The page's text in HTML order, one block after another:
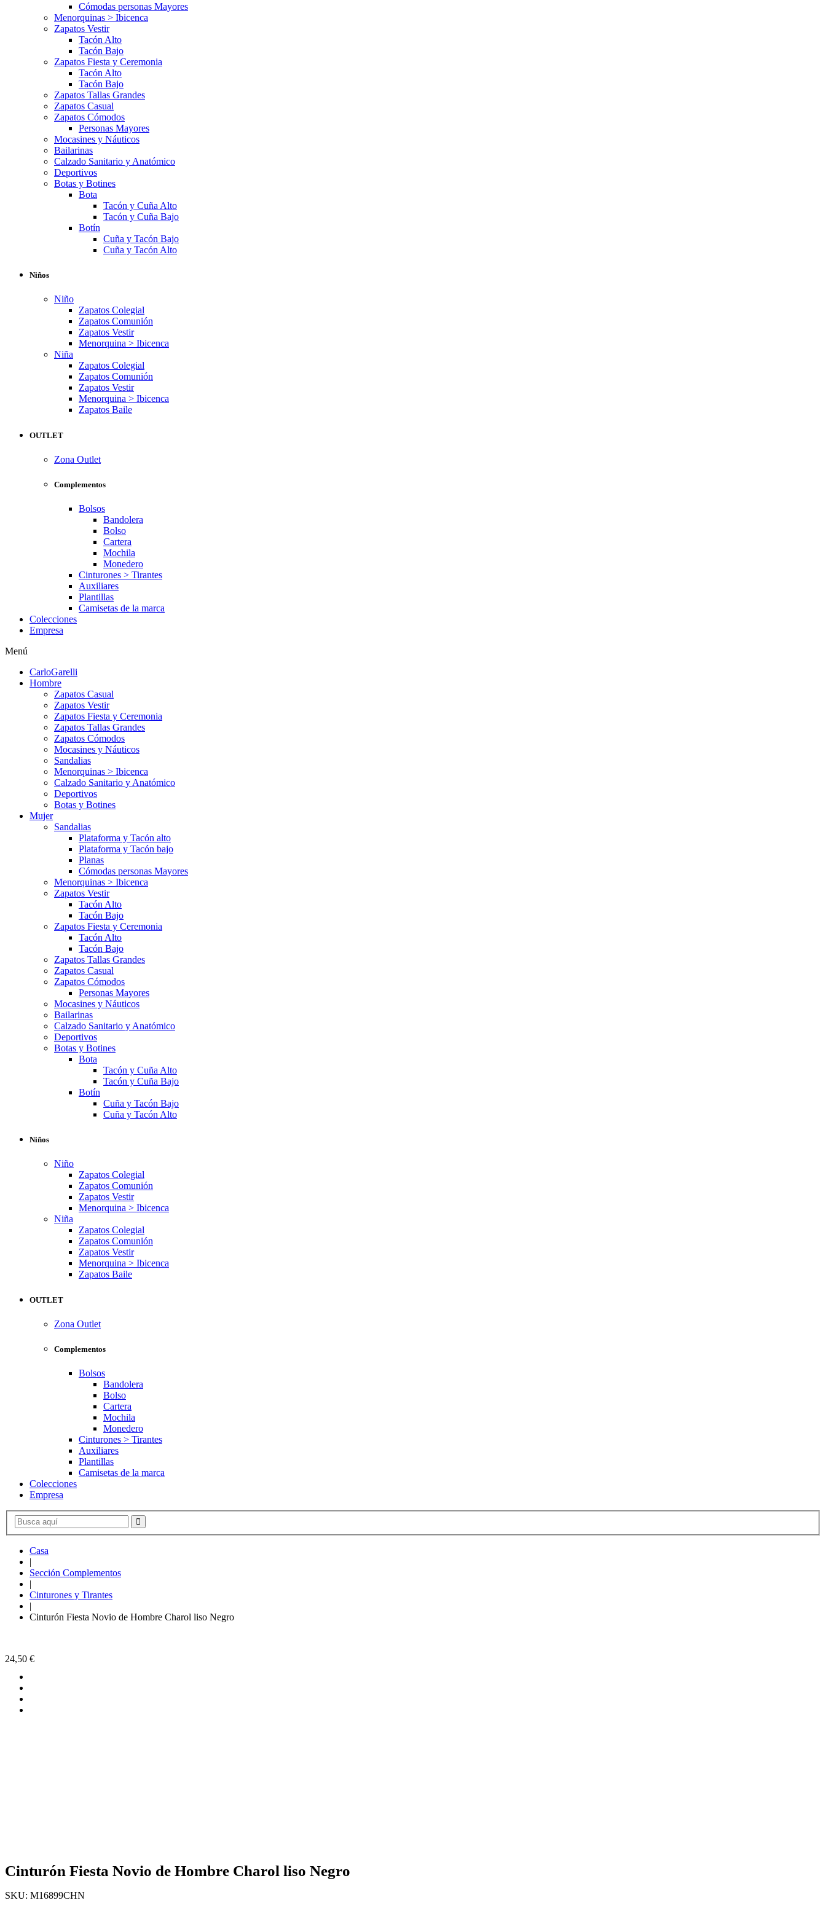
Cómodas personas Mayores
Menorquinas > Ibicenca
Zapatos Vestir
Tacón Alto
Tacón Bajo
Zapatos Fiesta y Ceremonia
Tacón Alto
Tacón Bajo
Zapatos Tallas Grandes
Zapatos Casual
Zapatos Cómodos
Personas Mayores
Mocasines y Náuticos
Bailarinas
Calzado Sanitario y Anatómico
Deportivos
Botas y Botines
Bota
Tacón y Cuña Alto
Tacón y Cuña Bajo
Botín
Cuña y Tacón Bajo
Cuña y Tacón Alto
Niños
Niño
Zapatos Colegial
Zapatos Comunión
Zapatos Vestir
Menorquina > Ibicenca
Niña
Zapatos Colegial
Zapatos Comunión
Zapatos Vestir
Menorquina > Ibicenca
Zapatos Baile
OUTLET
Zona Outlet
Complementos
Bolsos
Bandolera
Bolso
Cartera
Mochila
Monedero
Cinturones > Tirantes
Auxiliares
Plantillas
Camisetas de la marca
Colecciones
Empresa
Menú
CarloGarelli
Hombre
Zapatos Casual
Zapatos Vestir
Zapatos Fiesta y Ceremonia
Zapatos Tallas Grandes
Zapatos Cómodos
Mocasines y Náuticos
Sandalias
Menorquinas > Ibicenca
Calzado Sanitario y Anatómico
Deportivos
Botas y Botines
Mujer
Sandalias
Plataforma y Tacón alto
Plataforma y Tacón bajo
Planas
Cómodas personas Mayores
Menorquinas > Ibicenca
Zapatos Vestir
Tacón Alto
Tacón Bajo
Zapatos Fiesta y Ceremonia
Tacón Alto
Tacón Bajo
Zapatos Tallas Grandes
Zapatos Casual
Zapatos Cómodos
Personas Mayores
Mocasines y Náuticos
Bailarinas
Calzado Sanitario y Anatómico
Deportivos
Botas y Botines
Bota
Tacón y Cuña Alto
Tacón y Cuña Bajo
Botín
Cuña y Tacón Bajo
Cuña y Tacón Alto
Niños
Niño
Zapatos Colegial
Zapatos Comunión
Zapatos Vestir
Menorquina > Ibicenca
Niña
Zapatos Colegial
Zapatos Comunión
Zapatos Vestir
Menorquina > Ibicenca
Zapatos Baile
OUTLET
Zona Outlet
Complementos
Bolsos
Bandolera
Bolso
Cartera
Mochila
Monedero
Cinturones > Tirantes
Auxiliares
Plantillas
Camisetas de la marca
Colecciones
Empresa
Casa
|
Sección Complementos
|
Cinturones y Tirantes
|
Cinturón Fiesta Novio de Hombre Charol liso Negro
24,50 €
Cinturón Fiesta Novio de Hombre Charol liso Negro
SKU: M16899CHN